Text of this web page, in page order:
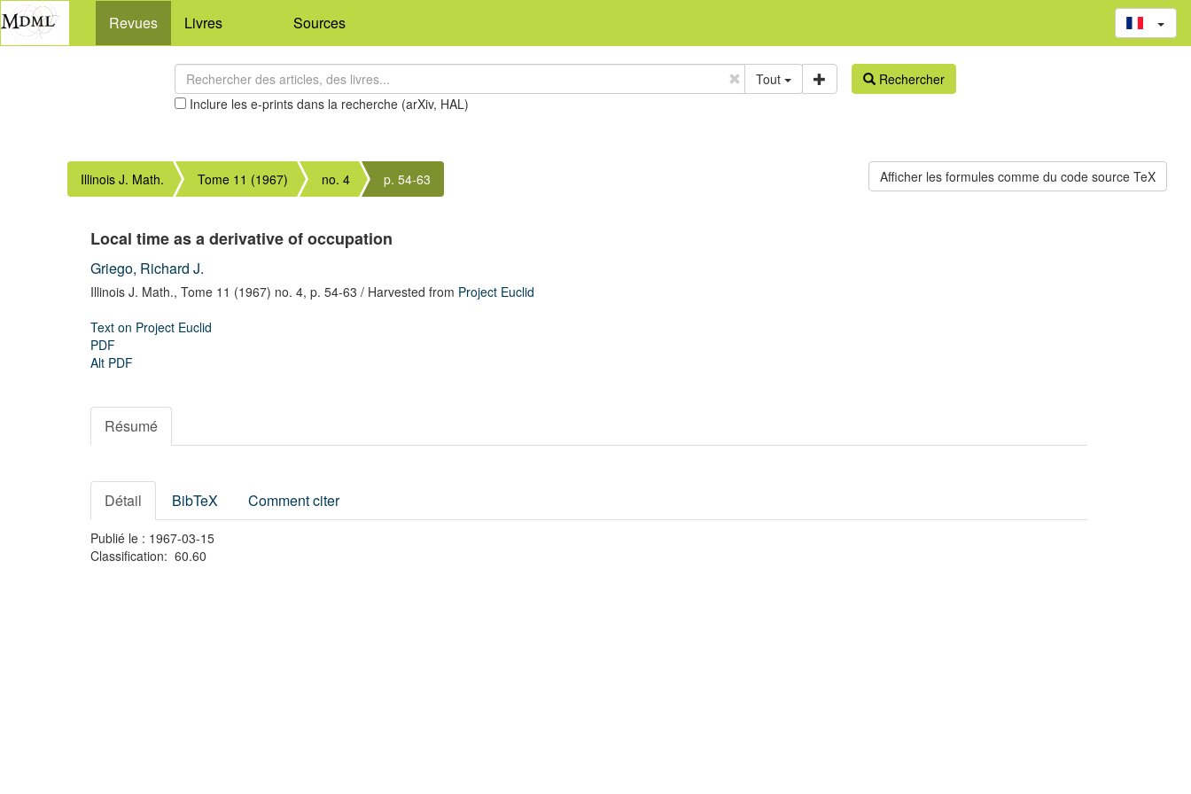
Revues Livres Sources
Tout
Inclure les e-prints dans la recherche (arXiv, HAL)
Rechercher
Illinois J. Math. Tome 11 (1967) no. 4 p. 54-63
Local time as a derivative of occupation
Griego, Richard J.
Illinois J. Math., Tome 11 (1967) no. 4, p. 54-63 / Harvested from Project Euclid
Text on Project Euclid
PDF
Alt PDF
Résumé
Détail BibTeX Comment citer
Publié le : 1967-03-15
Classification: 60.60